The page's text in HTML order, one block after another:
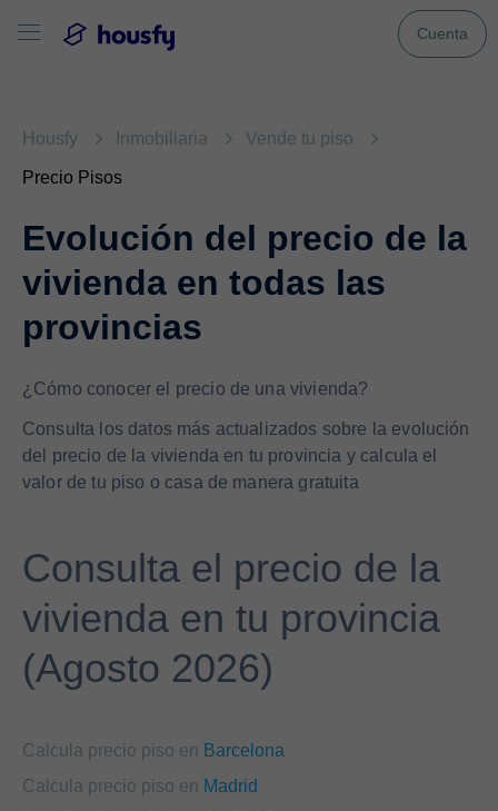
Cuenta
Housfy Inmobiliaria Vende tu piso
Precio Pisos
Evolución del precio de la
vivienda en todas las
provincias
¿Cómo conocer el precio de una vivienda?
Consulta los datos más actualizados sobre la evolución
del precio de la vivienda en tu provincia y calcula el
valor de tu piso o casa de manera gratuita
Consulta el precio de la
vivienda en tu provincia
(Agosto 2026)
Calcula precio piso en Barcelona
Calcula precio piso en Madrid